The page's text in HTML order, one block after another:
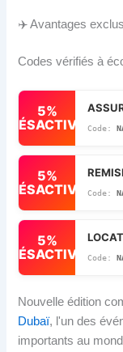
✈️ Avantages
Codes vérifiés à
5%
DÉSACTIVÉ
5%
DÉSACTIVÉ
5%
DÉSACTIVÉ
Nouvelle édition
Dubaï, l'un des
importants au